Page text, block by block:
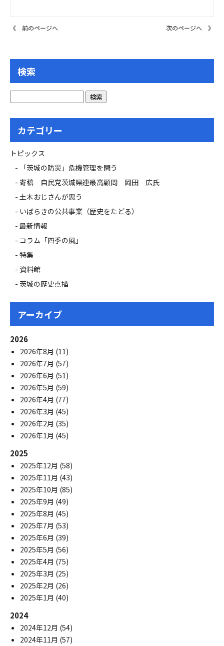
《 前のページへ 次のページへ 》
検索
カテゴリー
トピックス
「茨城の防災」危機管理を問う
寄稿 自民党茨城県連最高顧問 岡田 広氏
土木おじさんが思う
いばらきの公共事業（歴史をたどる）
最新情報
コラム「四季の風」
特集
資料館
茨城の歴史点描
アーカイブ
2026
2026年8月 (11)
2026年7月 (57)
2026年6月 (51)
2026年5月 (59)
2026年4月 (77)
2026年3月 (45)
2026年2月 (35)
2026年1月 (45)
2025
2025年12月 (58)
2025年11月 (43)
2025年10月 (85)
2025年9月 (49)
2025年8月 (45)
2025年7月 (53)
2025年6月 (39)
2025年5月 (56)
2025年4月 (75)
2025年3月 (25)
2025年2月 (26)
2025年1月 (40)
2024
2024年12月 (54)
2024年11月 (57)